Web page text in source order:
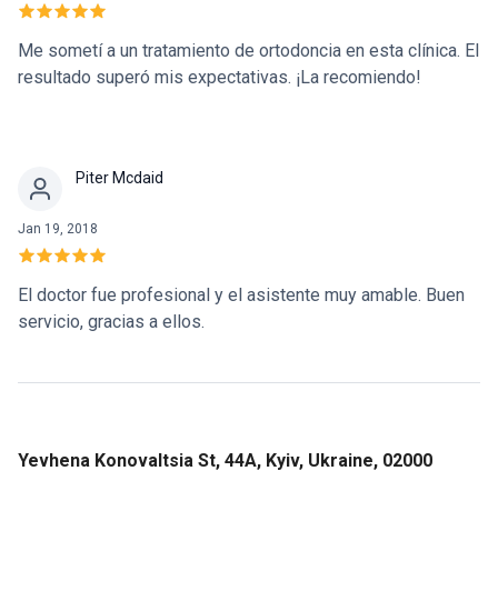
Me sometí a un tratamiento de ortodoncia en esta clínica. El
resultado superó mis expectativas. ¡La recomiendo!
Piter Mcdaid
Jan 19, 2018
El doctor fue profesional y el asistente muy amable. Buen
servicio, gracias a ellos.
Yevhena Konovaltsia St, 44А, Kyiv, Ukraine, 02000